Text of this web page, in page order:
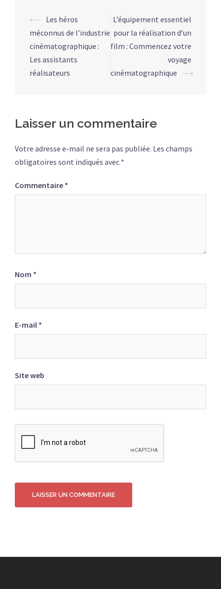
⟵ Les héros
méconnus de l’industrie
cinématographique :
Les assistants
réalisateurs
L’équipement essentiel
pour la réalisation d’un
film : Commencez votre
voyage
cinématographique ⟶
Laisser un commentaire
Votre adresse e-mail ne sera pas publiée. Les champs
obligatoires sont indiqués avec *
Commentaire *
Nom *
E-mail *
Site web